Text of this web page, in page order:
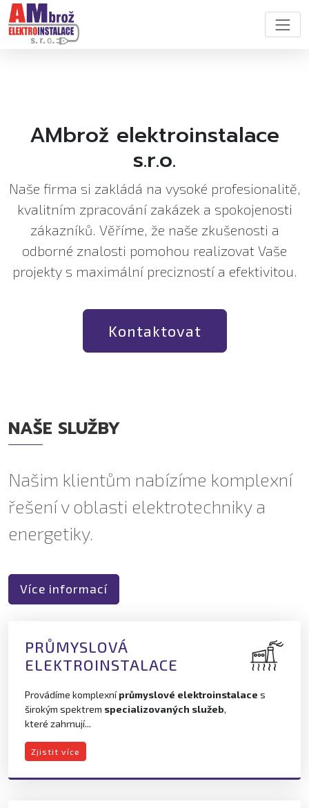
AMbrož elektroinstalace
s.r.o.
Naše firma si zakládá na vysoké profesionalitě,
kvalitním zpracování zakázek a spokojenosti
zákazníků. Věříme, že naše zkušenosti a
odborné znalosti pomohou realizovat Vaše
projekty s maximální precizností a efektivitou.
Kontaktovat
NAŠE SLUŽBY
Našim klientům nabízíme komplexní
řešení v oblasti elektrotechniky a
energetiky.
Více informací
PRŮMYSLOVÁ
ELEKTROINSTALACE
Provádíme komplexníprůmyslové elektroinstalace s
širokým spektrem specializovaných služeb,
které zahrnují...
Zjistit více